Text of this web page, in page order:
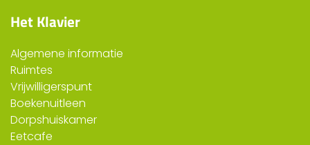
Het Klavier
Algemene informatie
Ruimtes
Vrijwilligerspunt
Boekenuitleen
Dorpshuiskamer
Eetcafe